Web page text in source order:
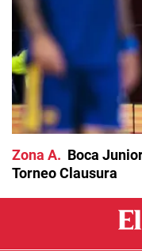
Zona A
Boca
Torneo Clausura